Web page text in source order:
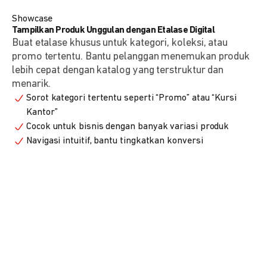
Showcase
Tampilkan Produk Unggulan dengan Etalase Digital
Buat etalase khusus untuk kategori, koleksi, atau
promo tertentu. Bantu pelanggan menemukan produk
lebih cepat dengan katalog yang terstruktur dan
menarik.
Sorot kategori tertentu seperti “Promo” atau “Kursi
Kantor”
Cocok untuk bisnis dengan banyak variasi produk
Navigasi intuitif, bantu tingkatkan konversi